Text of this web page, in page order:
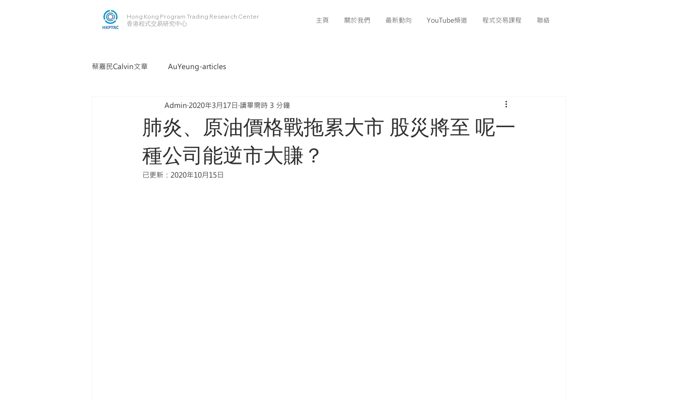
Hong Kong Program Trading Research Center
​​香港程式交易研究中心
主頁 關於我們 最新動向 YouTube頻道 程式交易課程 聯絡
蔡嘉民Calvin文章 AuYeung-articles
肺炎、原油價格戰拖累大市 股災將至 呢一
種公司能逆市大賺？
Admin 2020年3月17日 讀畢需時 3 分鐘
已更新： 2020年10月15日